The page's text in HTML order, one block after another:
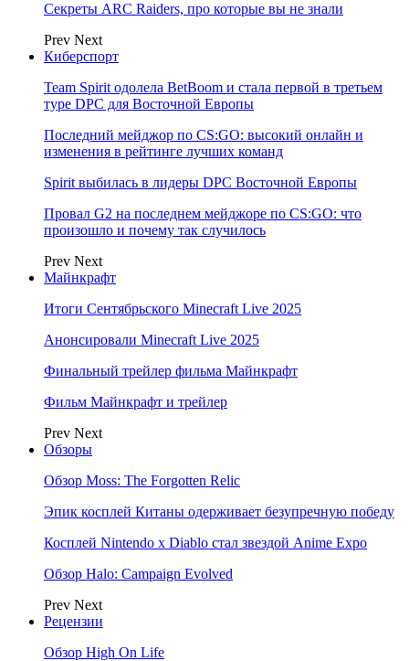
Секреты ARC Raiders, про которые вы не знали
Prev Next
Киберспорт
Team Spirit одолела BetBoom и стала первой в третьем
туре DPC для Восточной Европы
Последний мейджор по CS:GO: высокий онлайн и
изменения в рейтинге лучших команд
Spirit выбилась в лидеры DPC Восточной Европы
Провал G2 на последнем мейджоре по CS:GO: что
произошло и почему так случилось
Prev Next
Майнкрафт
Итоги Сентябрьского Minecraft Live 2025
Анонсировали Minecraft Live 2025
Финальный трейлер фильма Майнкрафт
Фильм Майнкрафт и трейлер
Prev Next
Обзоры
Обзор Moss: The Forgotten Relic
Эпик косплей Китаны одерживает безупречную победу
Косплей Nintendo x Diablo стал звездой Anime Expo
Обзор Halo: Campaign Evolved
Prev Next
Рецензии
Обзор High On Life